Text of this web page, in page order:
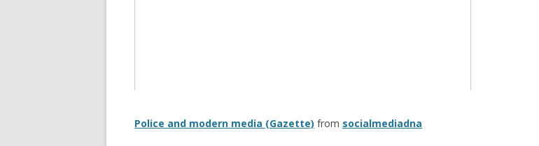
Police and modern media (Gazette) from socialmediadna